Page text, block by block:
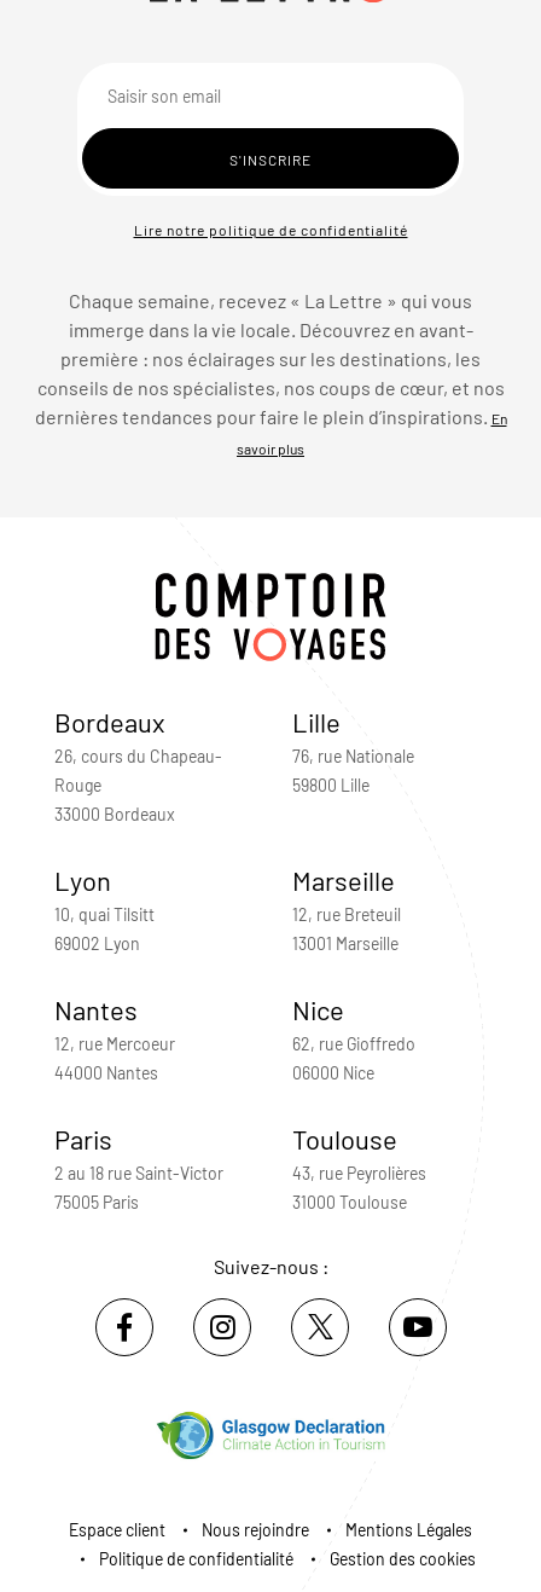
Lire notre politique de confidentialité
Chaque semaine, recevez « La Lettre » qui vous
immerge dans la vie locale. Découvrez en avant-
première : nos éclairages sur les destinations, les
conseils de nos spécialistes, nos coups de cœur, et nos
dernières tendances pour faire le plein d’inspirations. En
savoir plus
Bordeaux
26, cours du Chapeau-
Rouge
33000 Bordeaux
Lille
76, rue Nationale
59800 Lille
Lyon
10, quai Tilsitt
69002 Lyon
Marseille
12, rue Breteuil
13001 Marseille
Nantes
12, rue Mercoeur
44000 Nantes
Nice
62, rue Gioffredo
06000 Nice
Paris
2 au 18 rue Saint-Victor
75005 Paris
Toulouse
43, rue Peyrolières
31000 Toulouse
Suivez-nous :
Espace client Nous rejoindre
Mentions Légales
Politique de confidentialité
Gestion des cookies